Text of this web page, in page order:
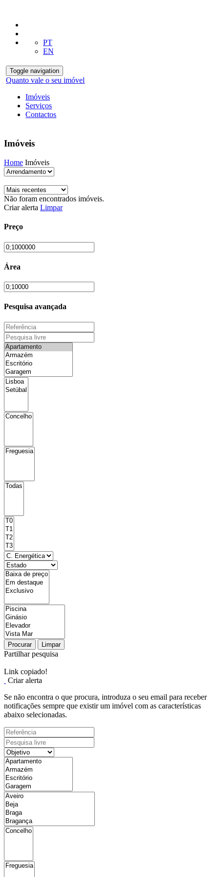
PT
EN
Toggle navigation
Quanto vale o seu imóvel
Imóveis
Serviços
Contactos
Imóveis
Home Imóveis
Não foram encontrados imóveis.
Criar alerta Limpar
Preço
Área
Pesquisa avançada
Procurar Limpar
Partilhar pesquisa
Link copiado!
Criar alerta
Se não encontra o que procura, introduza o seu email para receber
notificações sempre que existir um imóvel com as características
abaixo selecionadas.